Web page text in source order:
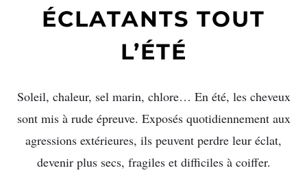
ÉCLATANTS TOUT
L’ÉTÉ
Soleil, chaleur, sel marin, chlore… En été, les cheveux
sont mis à rude épreuve. Exposés quotidiennement aux
agressions extérieures, ils peuvent perdre leur éclat,
devenir plus secs, fragiles et difficiles à coiffer.